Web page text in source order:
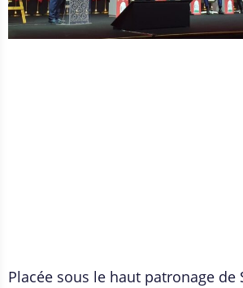
Placée sous le haut patronage de